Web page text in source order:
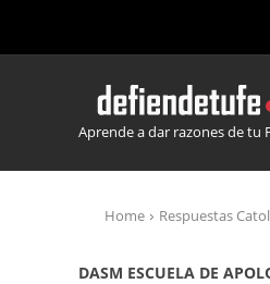
Aprende a dar razones de tu
Home Respuestas
DASM ESCUELA DE